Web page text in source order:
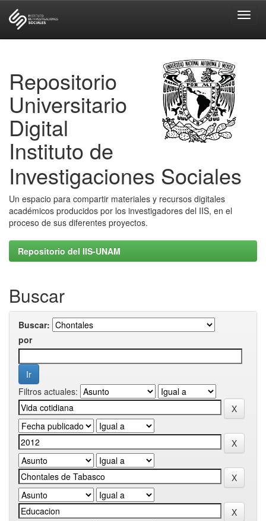
Repositorio
Universitario
Digital
Instituto de
Investigaciones Sociales
Un espacio para compartir materiales y recursos digitales
académicos producidos por los investigadores del IIS, en el
proceso de sus diferentes proyectos.
Repositorio del IIS-UNAM
Buscar
Buscar:
por
Filtros actuales: